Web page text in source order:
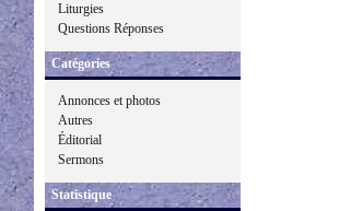
Liturgies
Questions Réponses
Catégories
Annonces et photos
Autres
Éditorial
Sermons
Statistique